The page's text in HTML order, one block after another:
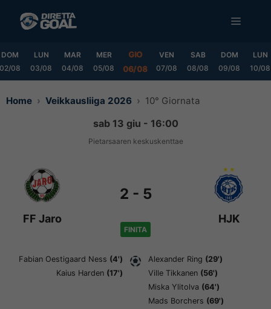
MENU
DOM
02/08
LUN
03/08
MAR
04/08
MER
05/08
GIO
06/08
VEN
07/08
SAB
08/08
DOM
09/08
LUN
10/08
Home Veikkausliiga 2026 10° Giornata
sab 13 giu - 16:00
Pietarsaaren keskuskenttae
FF Jaro
2 - 5
FINITA
HJK
Fabian Oestigaard Ness (4')
Kaius Harden (17')
Alexander Ring (29')
Ville Tikkanen (56')
Miska Ylitolva (64')
Mads Borchers (69')